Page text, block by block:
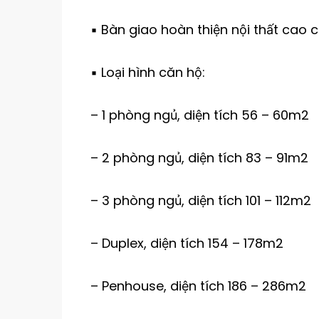
▪️ Bàn giao hoàn thiện nội thất cao
▪️ Loại hình căn hộ:
– 1 phòng ngủ, diện tích 56 – 60m2
– 2 phòng ngủ, diện tích 83 – 91m2
– 3 phòng ngủ, diện tích 101 – 112m2
– Duplex, diện tích 154 – 178m2
– Penhouse, diện tích 186 – 286m2